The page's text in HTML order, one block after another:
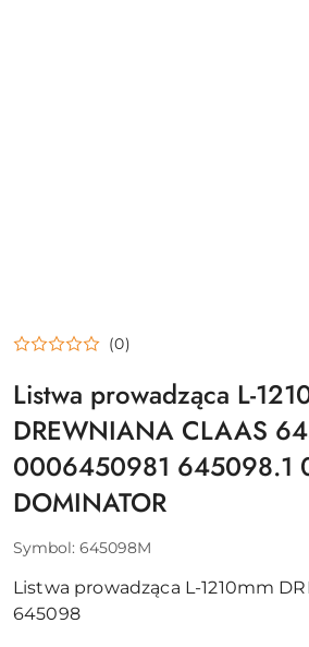
(0)
Listwa prowadząca L-
DREWNIANA CLAAS
0006450981 645098.1
DOMINATOR
Symbol: 645098M
Listwa prowadząca L-1210mm
645098